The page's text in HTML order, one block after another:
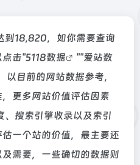
到18,820，如你需要查询
点击"5118数据 ""爱站数
以目前的网站数据参考，
更多网站价值评估因素
搜索引擎收录以及索引
一个站的价值，最主要还
需要，一些确切的数据则